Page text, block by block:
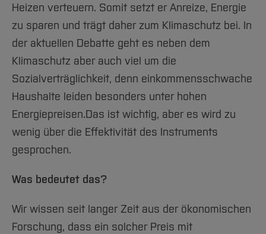
Heizen verteuern. Somit setzt er Anreize, Energie
zu sparen und trägt daher zum Klimaschutz bei. In
der aktuellen Debatte geht es neben dem
Klimaschutz aber auch viel um die
Sozialverträglichkeit, denn einkommensschwache
Haushalte leiden besonders unter hohen
Energiepreisen.Das ist wichtig, aber es wird zu
wenig über die Effektivität des Instruments
gesprochen.
Was bedeutet das?
Wir wissen seit langer Zeit aus der ökonomischen
Forschung, dass ein solcher Preis mit